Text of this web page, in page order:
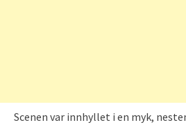
Scenen var innhyllet i en myk,